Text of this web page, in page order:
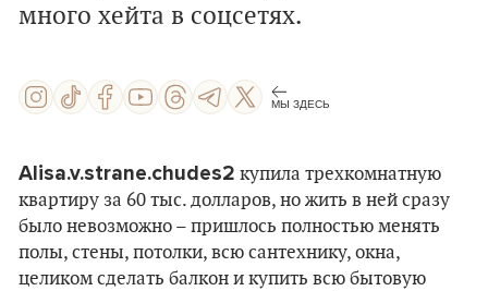
много хейта в соцсетях.
МЫ ЗДЕСЬ
Alisa.v.strane.chudes2 купила трехкомнатную
квартиру за 60 тыс. долларов, но жить в ней сразу
было невозможно – пришлось полностью менять
полы, стены, потолки, всю сантехнику, окна,
целиком сделать балкон и купить всю бытовую